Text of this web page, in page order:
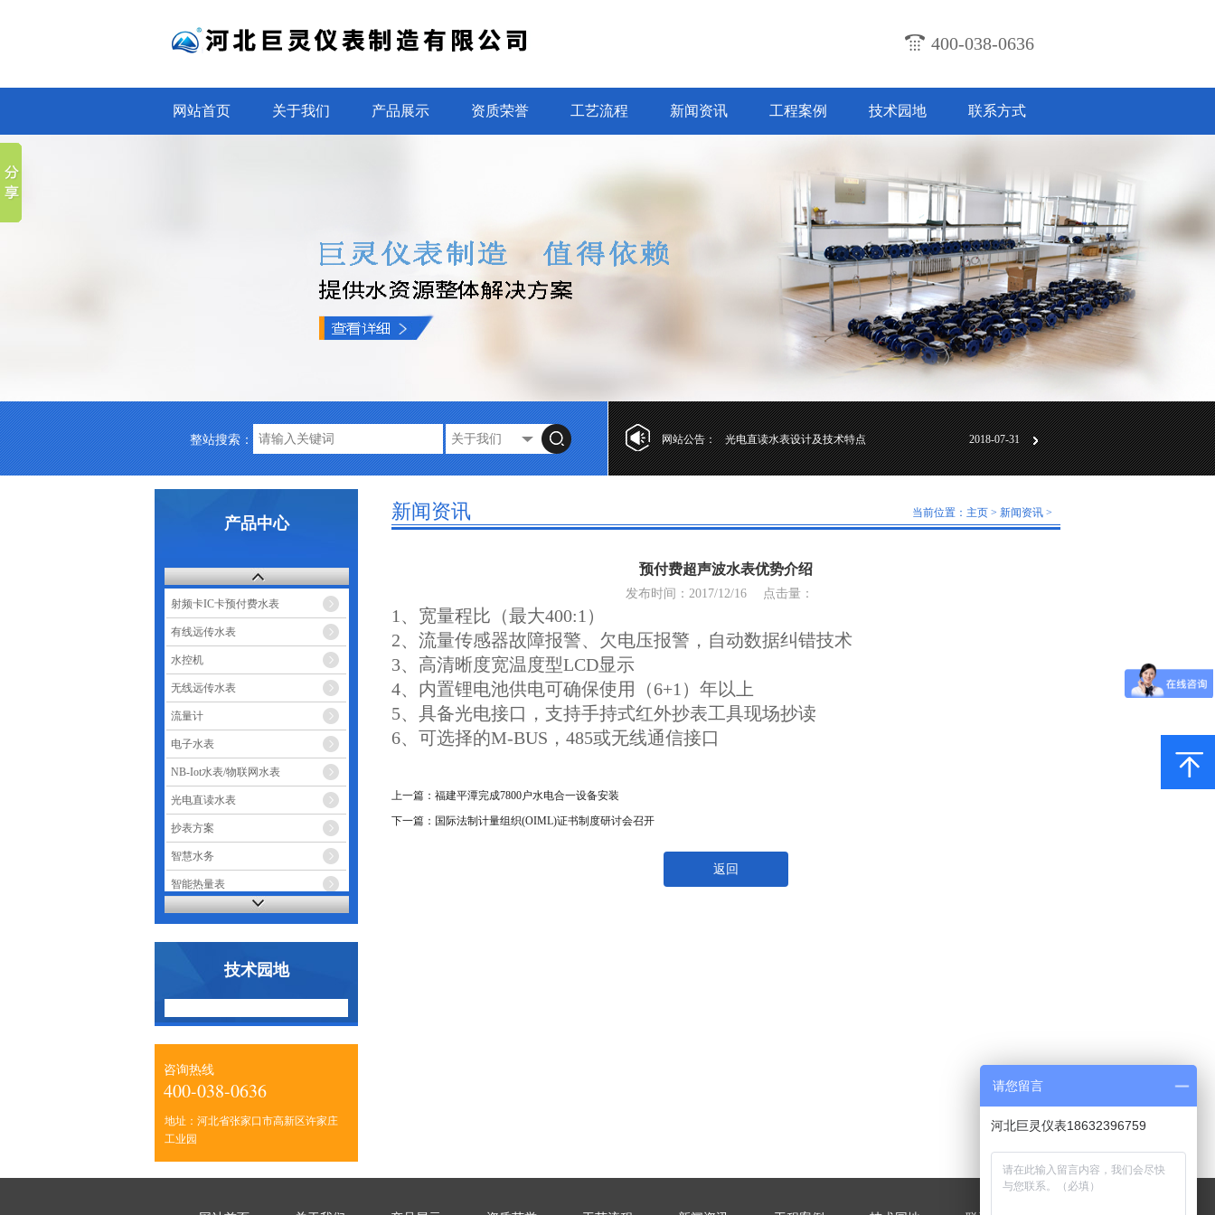
400-038-0636
网站首页 关于我们 产品展示 资质荣誉 工艺流程 新闻资讯 工程案例 技术园地 联系方式
整站搜索： 网站公告： 光电直读水表设计及技术特点 2018-07-31
第十七届“工业自动化标准化”研讨会成 2018-06-01
2018-07-31
复式水表的特点及工作原理
产品中心
射频卡IC卡预付费水表
有线远传水表
水控机
无线远传水表
流量计
电子水表
NB-Iot水表/物联网水表
光电直读水表
抄表方案
智慧水务
智能热量表
智能电表
技术园地
咨询热线
400-038-0636
地址：河北省张家口市高新区许家庄
工业园
新闻资讯 当前位置： 主页 > 新闻资讯 >
预付费超声波水表优势介绍
发布时间：2017/12/16 点击量：
1、宽量程比（最大400:1）
2、流量传感器故障报警、欠电压报警，自动数据纠错技术
3、高清晰度宽温度型LCD显示
4、内置锂电池供电可确保使用（6+1）年以上
5、具备光电接口，支持手持式红外抄表工具现场抄读
6、可选择的M-BUS，485或无线通信接口
上一篇： 福建平潭完成7800户水电合一设备安装
下一篇： 国际法制计量组织(OIML)证书制度研讨会召开
返回
请您留言
河北巨灵仪表18632396759